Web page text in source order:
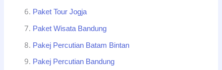
Paket Tour Jogja
Paket Wisata Bandung
Pakej Percutian Batam Bintan
Pakej Percutian Bandung